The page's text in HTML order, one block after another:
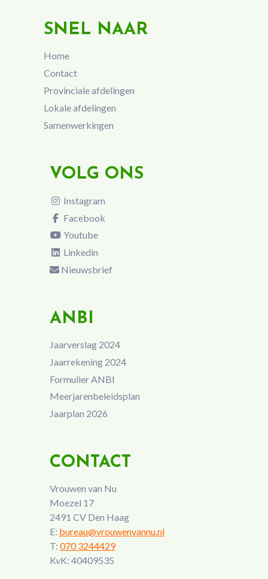
SNEL NAAR
Home
Contact
Provinciale afdelingen
Lokale afdelingen
Samenwerkingen
VOLG ONS
Instagram
Facebook
Youtube
Linkedin
Nieuwsbrief
ANBI
Jaarverslag 2024
Jaarrekening 2024
Formulier ANBI
Meerjarenbeleidsplan
Jaarplan 2026
CONTACT
Vrouwen van Nu
Moezel 17
2491 CV Den Haag
E: bureau@vrouwenvannu.nl
T: 070 3244429
KvK: 40409535